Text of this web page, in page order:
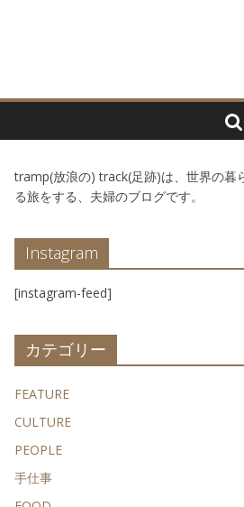
tramp(放浪の) track(足跡)は、世界の暮
る旅をする、夫婦のブログです。
Instagram
[instagram-feed]
カテゴリー
FEATURE
CULTURE
PEOPLE
手仕事